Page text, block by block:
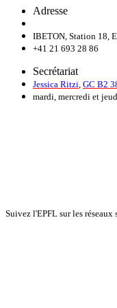
Adresse
IBETON, Station 18,
+41 21 693 28 86
Secrétariat
Jessica Ritzi GC B2
mardi, mercredi et
Suivez l'EPFL sur les réseaux